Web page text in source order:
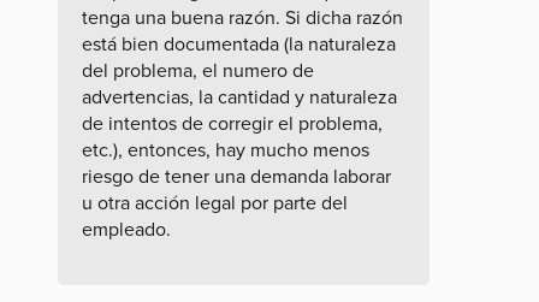
tenga una buena razón. Si dicha razón
está bien documentada (la naturaleza
del problema, el numero de
advertencias, la cantidad y naturaleza
de intentos de corregir el problema,
etc.), entonces, hay mucho menos
riesgo de tener una demanda laborar
u otra acción legal por parte del
empleado.